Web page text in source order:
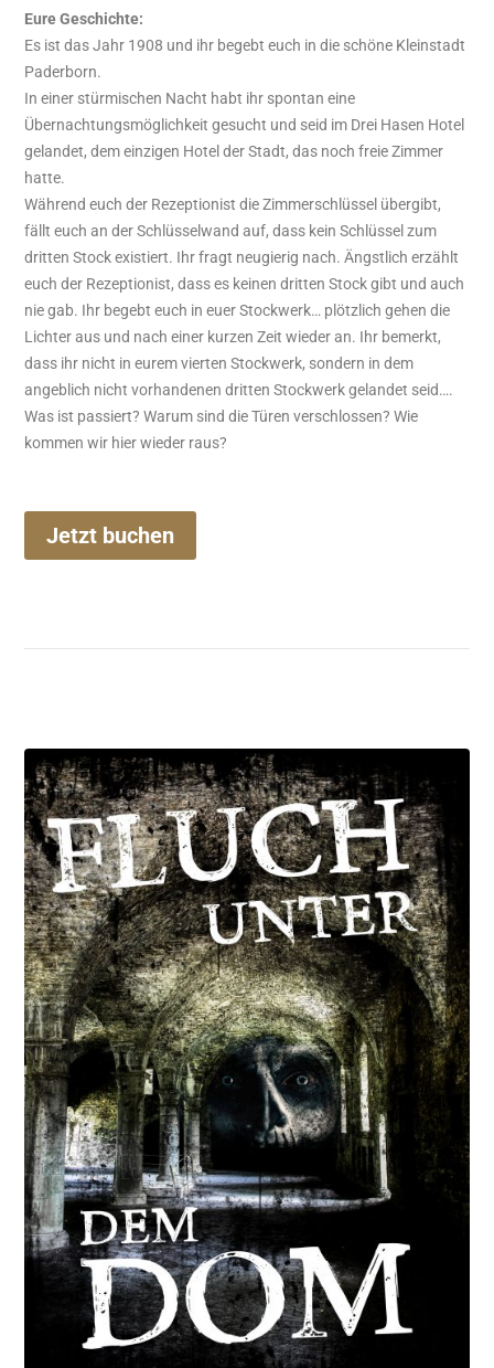
Eure Geschichte:
Es ist das Jahr 1908 und ihr begebt euch in die schöne Kleinstadt
Paderborn.
In einer stürmischen Nacht habt ihr spontan eine
Übernachtungsmöglichkeit gesucht und seid im Drei Hasen Hotel
gelandet, dem einzigen Hotel der Stadt, das noch freie Zimmer
hatte.
Während euch der Rezeptionist die Zimmerschlüssel übergibt,
fällt euch an der Schlüsselwand auf, dass kein Schlüssel zum
dritten Stock existiert. Ihr fragt neugierig nach. Ängstlich erzählt
euch der Rezeptionist, dass es keinen dritten Stock gibt und auch
nie gab. Ihr begebt euch in euer Stockwerk… plötzlich gehen die
Lichter aus und nach einer kurzen Zeit wieder an. Ihr bemerkt,
dass ihr nicht in eurem vierten Stockwerk, sondern in dem
angeblich nicht vorhandenen dritten Stockwerk gelandet seid….
Was ist passiert? Warum sind die Türen verschlossen? Wie
kommen wir hier wieder raus?
Jetzt buchen